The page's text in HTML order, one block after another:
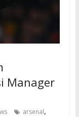
Manager
arsenal,